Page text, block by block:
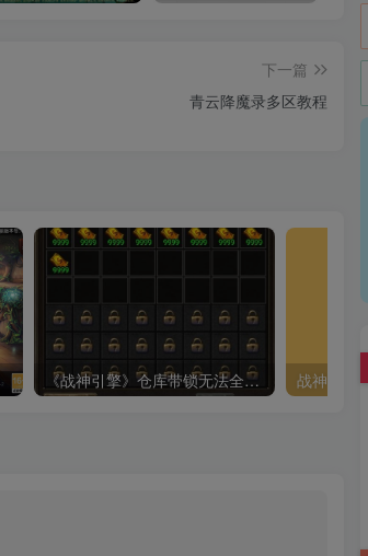
下一篇
青云降魔录多区教程
《战神引擎》仓库带锁无法全部使用的解决方法